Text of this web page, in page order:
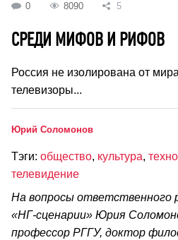
0 8090 5
СРЕДИ МИФОВ И РИФОВ
Россия не изолирована от
телевизоры...
Юрий Соломонов
Тэги: общество, культура,
телевидение
На вопросы ответственного
«НГ-сценарии» Юрия
профессор РГГУ, доктор